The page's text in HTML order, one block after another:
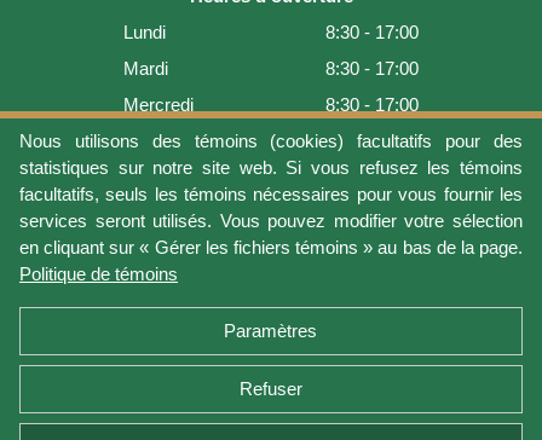
Nous utilisons des témoins (cookies) facultatifs pour des
statistiques sur notre site web. Si vous refusez les témoins
facultatifs, seuls les témoins nécessaires pour vous fournir les
services seront utilisés. Vous pouvez modifier votre sélection
en cliquant sur « Gérer les fichiers témoins » au bas de la page.
Politique de témoins
Paramètres
Refuser
Lundi
8:30 - 17:00
Mardi
8:30 - 17:00
Mercredi
8:30 - 17:00
Jeudi
8:30 - 17:00
Vendredi
8:30 - 17:00
Samedi
9:00 - 16:00
Dimanche
Fermé